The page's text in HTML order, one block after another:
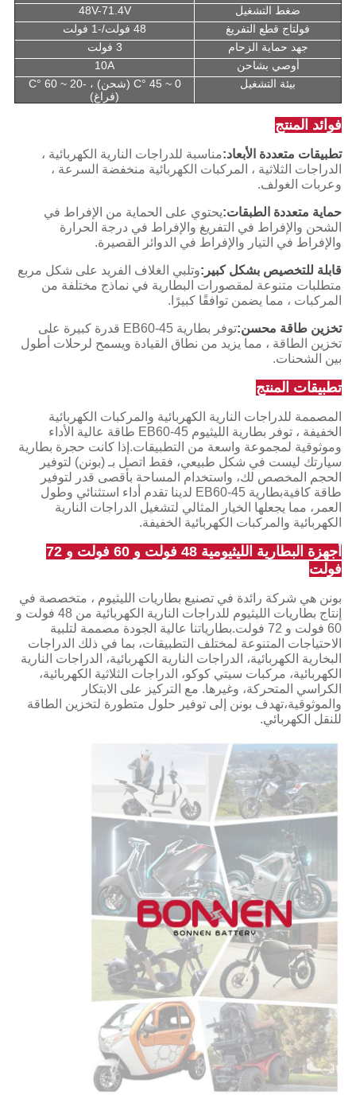
ضغط التشغيل
48V-71.4V
فولتاج قطع التفريغ
48 فولت/-1 فولت
جهد حماية الزحام
3 فولت
أوصي بشاحن
10A
بيئة التشغيل
0 ~ 45 °C (شحن) ، -20 ~ 60 °C
(فراغ)
فوائد المنتج
تطبيقات متعددة الأبعاد:مناسبة للدراجات النارية الكهربائية ،
الدراجات الثلاثية ، المركبات الكهربائية منخفضة السرعة ،
وعربات الغولف.
حماية متعددة الطبقات:يحتوي على الحماية من الإفراط في
الشحن والإفراط في التفريغ والإفراط في درجة الحرارة
والإفراط في التيار والإفراط في الدوائر القصيرة.
قابلة للتخصيص بشكل كبير:وتلبي الغلاف الفريد على شكل مربع
متطلبات متنوعة لمقصورات البطارية في نماذج مختلفة من
المركبات ، مما يضمن توافقًا كبيرًا.
تخزين طاقة محسن:
توفر بطارية EB60-45 قدرة كبيرة على
تخزين الطاقة ، مما يزيد من نطاق القيادة ويسمح لرحلات أطول
بين الشحنات.
تطبيقات المنتج
المصممة للدراجات النارية الكهربائية والمركبات الكهربائية
الخفيفة ، توفر بطارية الليثيوم EB60-45 طاقة عالية الأداء
وموثوقية لمجموعة واسعة من التطبيقات.إذا كانت حجرة بطارية
سيارتك ليست في شكل طبيعي، فقط اتصل بـ (بونن) لتوفير
الحجم المخصص لك، واستخدام المساحة بأقصى قدر لتوفير
طاقة كافيةبطارية EB60-45 لدينا تقدم أداء استثنائي وطول
العمر، مما يجعلها الخيار المثالي لتشغيل الدراجات النارية
الكهربائية والمركبات الكهربائية الخفيفة.
أجهزة البطارية الليثيومية 48 فولت و 60 فولت و 72
فولت
بونن هي شركة رائدة في تصنيع بطاريات الليثيوم ، متخصصة في
إنتاج بطاريات الليثيوم للدراجات النارية الكهربائية من 48 فولت و
60 فولت و 72 فولت.بطارياتنا عالية الجودة مصممة لتلبية
الاحتياجات المتنوعة لمختلف التطبيقات، بما في ذلك الدراجات
البخارية الكهربائية، الدراجات النارية الكهربائية، الدراجات النارية
الكهربائية، مركبات سيتي كوكو، الدراجات الثلاثية الكهربائية،
الكراسي المتحركة، وغيرها. مع التركيز على الابتكار
والموثوقية،تهدف بونن إلى توفير حلول متطورة لتخزين الطاقة
للنقل الكهربائي.